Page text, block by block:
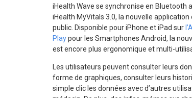
iHealth Wave se synchronise en Bluetooth
iHealth MyVitals 3.0, la nouvelle application
public. Disponible pour iPhone et iPad sur
Playpour les Smartphones Android, la
est encore plus ergonomique et multi-
Les utilisateurs peuvent consulter leurs
forme de graphiques, consulter leurs
simple clic les données avec d’autres